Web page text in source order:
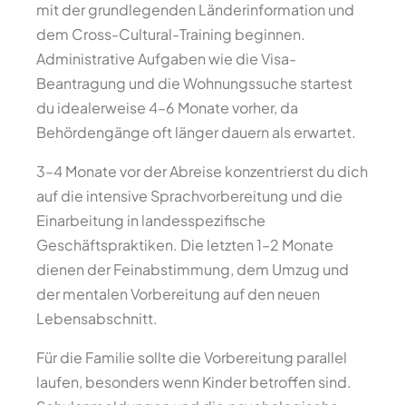
mit der grundlegenden Länderinformation und
dem Cross-Cultural-Training beginnen.
Administrative Aufgaben wie die Visa-
Beantragung und die Wohnungssuche startest
du idealerweise 4–6 Monate vorher, da
Behördengänge oft länger dauern als erwartet.
3–4 Monate vor der Abreise konzentrierst du dich
auf die intensive Sprachvorbereitung und die
Einarbeitung in landesspezifische
Geschäftspraktiken. Die letzten 1–2 Monate
dienen der Feinabstimmung, dem Umzug und
der mentalen Vorbereitung auf den neuen
Lebensabschnitt.
Für die Familie sollte die Vorbereitung parallel
laufen, besonders wenn Kinder betroffen sind.